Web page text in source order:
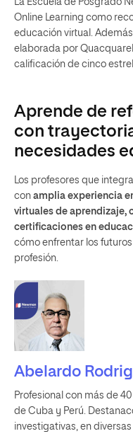
Online Learning como
educación virtual.
elaborada por
calificación de cinco
Aprende de
con
necesidades
Los profesores que
con amplia experiencia
virtuales de aprendizaje,
certificaciones en
cómo enfrentar los
profesión.
Abelardo
Profesional con más de
de Cuba y Perú.
investigativas, en